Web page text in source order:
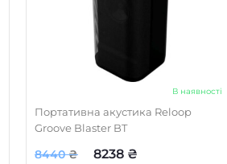
Groove Blaster BT
8238 ₴